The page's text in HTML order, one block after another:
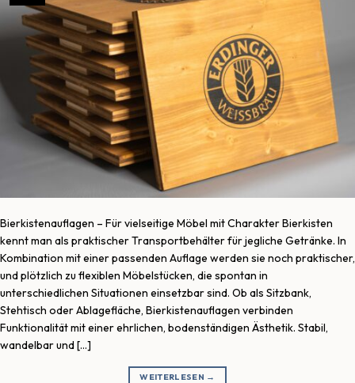
Bierkistenauflagen – Für vielseitige Möbel mit Charakter Bierkisten
kennt man als praktischer Transportbehälter für jegliche Getränke. In
Kombination mit einer passenden Auflage werden sie noch praktischer,
und plötzlich zu flexiblen Möbelstücken, die spontan in
unterschiedlichen Situationen einsetzbar sind. Ob als Sitzbank,
Stehtisch oder Ablagefläche, Bierkistenauflagen verbinden
Funktionalität mit einer ehrlichen, bodenständigen Ästhetik. Stabil,
wandelbar und […]
WEITERLESEN →